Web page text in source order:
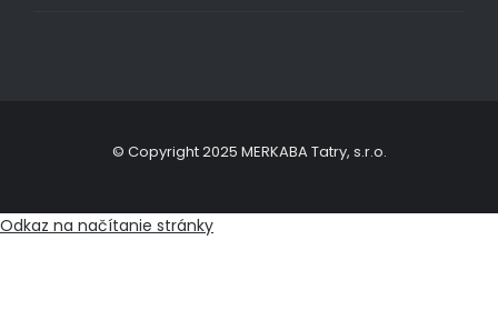
© Copyright 2025 MERKABA Tatry, s.r.o.
Odkaz na načítanie stránky